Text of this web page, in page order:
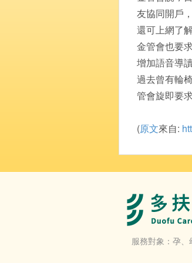
友協同開戶
還可上網了
金管會也要
增加語音導
過去曾有輪
管會旋即要
(原文來自:
服務對象：孕、